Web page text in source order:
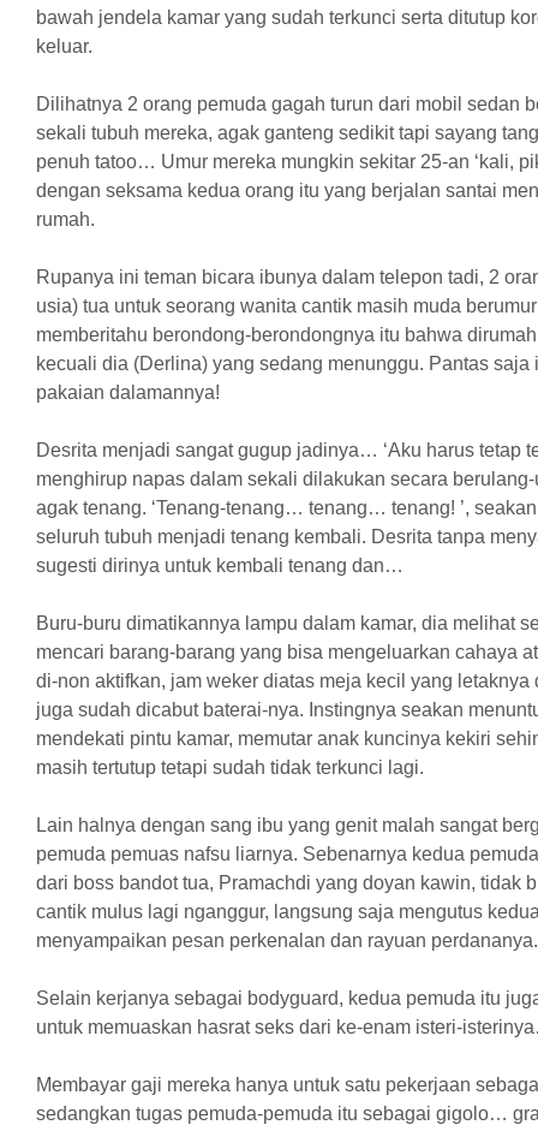
bawah jendela kamar yang sudah terkunci serta ditutup
keluar.
Dilihatnya 2 orang pemuda gagah turun dari mobil sedan
sekali tubuh mereka, agak ganteng sedikit tapi sayang
penuh tatoo… Umur mereka mungkin sekitar 25-an ‘kali,
dengan seksama kedua orang itu yang berjalan santai
rumah.
Rupanya ini teman bicara ibunya dalam telepon tadi, 2
usia) tua untuk seorang wanita cantik masih muda
memberitahu berondong-berondongnya itu bahwa
kecuali dia (Derlina) yang sedang menunggu. Pantas
pakaian dalamannya!
Desrita menjadi sangat gugup jadinya… ‘Aku harus tetap
menghirup napas dalam sekali dilakukan secara
agak tenang. ‘Tenang-tenang… tenang… tenang! ’,
seluruh tubuh menjadi tenang kembali. Desrita tanpa
sugesti dirinya untuk kembali tenang dan…
Buru-buru dimatikannya lampu dalam kamar, dia melihat
mencari barang-barang yang bisa mengeluarkan cahaya
di-non aktifkan, jam weker diatas meja kecil yang letaknya
juga sudah dicabut baterai-nya. Instingnya seakan
mendekati pintu kamar, memutar anak kuncinya kekiri
masih tertutup tetapi sudah tidak terkunci lagi.
Lain halnya dengan sang ibu yang genit malah sangat
pemuda pemuas nafsu liarnya. Sebenarnya kedua
dari boss bandot tua, Pramachdi yang doyan kawin, tidak
cantik mulus lagi nganggur, langsung saja mengutus
menyampaikan pesan perkenalan dan rayuan perdananya.
Selain kerjanya sebagai bodyguard, kedua pemuda itu
untuk memuaskan hasrat seks dari ke-enam isteri-
Membayar gaji mereka hanya untuk satu pekerjaan
sedangkan tugas pemuda-pemuda itu sebagai gigolo…